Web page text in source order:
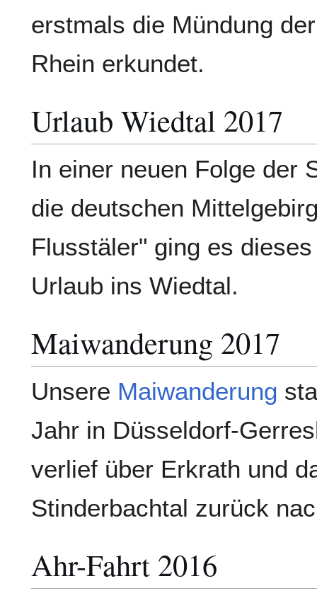
erstmals die Mündung
Rhein erkundet.
Urlaub Wiedtal 2017
In einer neuen Folge der
die deutschen
Flusstäler" ging es
Urlaub ins Wiedtal.
Maiwanderung 2017
Unsere Maiwanderung
Jahr in Düsseldorf-
verlief über Erkrath und
Stinderbachtal zurück
Ahr-Fahrt 2016